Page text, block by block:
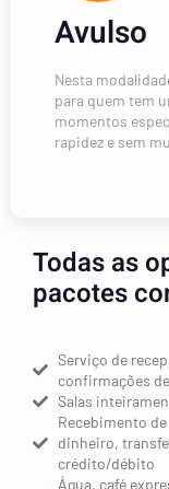
Avulso
Nesta
para quem tem
momentos
rapidez e sem
Todas as
pacotes
​​Serviço de
confirmações
Salas
Recebimento
dinheiro,
crédito/débito
Água, café